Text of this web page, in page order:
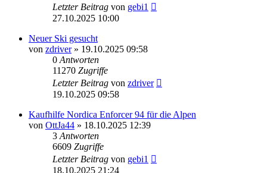
Letzter Beitrag von gebi1
27.10.2025 10:00
Neuer Ski gesucht
von zdriver» 19.10.2025 09:58
0 Antworten
11270 Zugriffe
Letzter Beitrag von zdriver
19.10.2025 09:58
Kaufhilfe Nordica Enforcer 94 für die Alpen
von OttJa44 » 18.10.2025 12:39
3 Antworten
6609 Zugriffe
Letzter Beitrag von gebi1
18.10.2025 21:24